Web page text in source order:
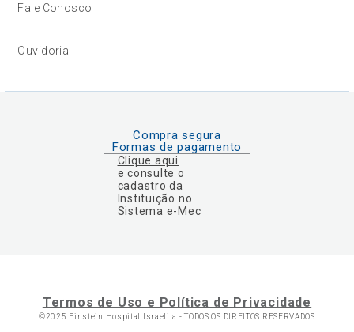
Fale Conosco
Ouvidoria
Compra segura
Formas de pagamento
Clique aqui
e consulte o
cadastro da
Instituição no
Sistema e-Mec
Termos de Uso e Política de Privacidade
©2025 Einstein Hospital Israelita -TODOS OS DIREITOS RESERVADOS